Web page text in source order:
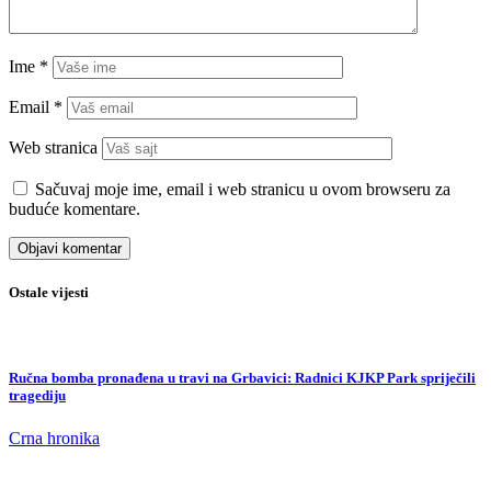
Ime *
Email *
Web stranica
Sačuvaj moje ime, email i web stranicu u ovom browseru za
buduće komentare.
Ostale vijesti
Ručna bomba pronađena u travi na Grbavici: Radnici KJKP Park spriječili
tragediju
Crna hronika